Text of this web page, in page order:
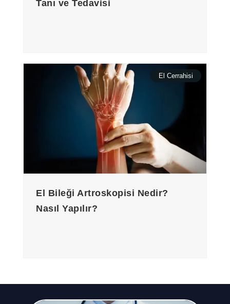
Tanı ve Tedavisi
El Cerrahisi
El Bileği Artroskopisi Nedir?
Nasıl Yapılır?